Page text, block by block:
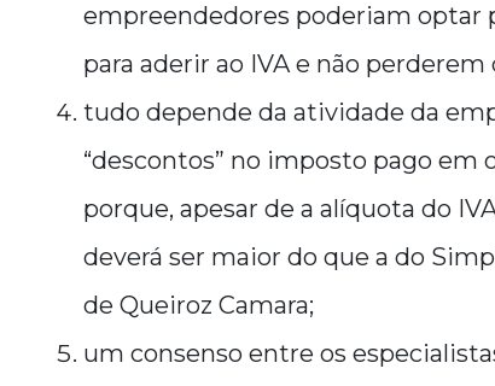
empreendedores poderiam optar
para aderir ao IVA e não
tudo depende da atividade da
“descontos” no imposto pago em
porque, apesar de a alíquota do
deverá ser maior do que a do
de Queiroz Camara;
um consenso entre os